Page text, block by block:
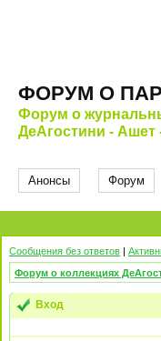
ФОРУМ О
Форум о
ДеАгостини - Ашет
Анонсы Форум
Сообщения без ответов |
Форум о коллекциях
Вход